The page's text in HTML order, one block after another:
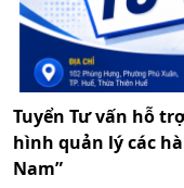
Tuyển Tư vấn hỗ
hình quản lý các
Nam”